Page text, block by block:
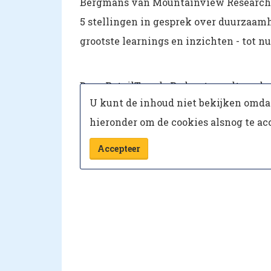
5 stellingen in gesprek over
grootste learnings en inzichten - tot
Deze RetailTrends Podcast wordt
van het gesprek. Liever luisteren via
U kunt de inhoud niet bekijken
hieronder om de cookies alsnog te
Accepteer